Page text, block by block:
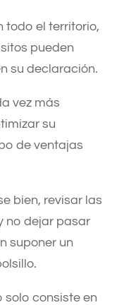
todo el territorio,
pueden
su declaración.
vez más
su
de ventajas
bien, revisar las
no dejar pasar
suponer un
solo consiste en